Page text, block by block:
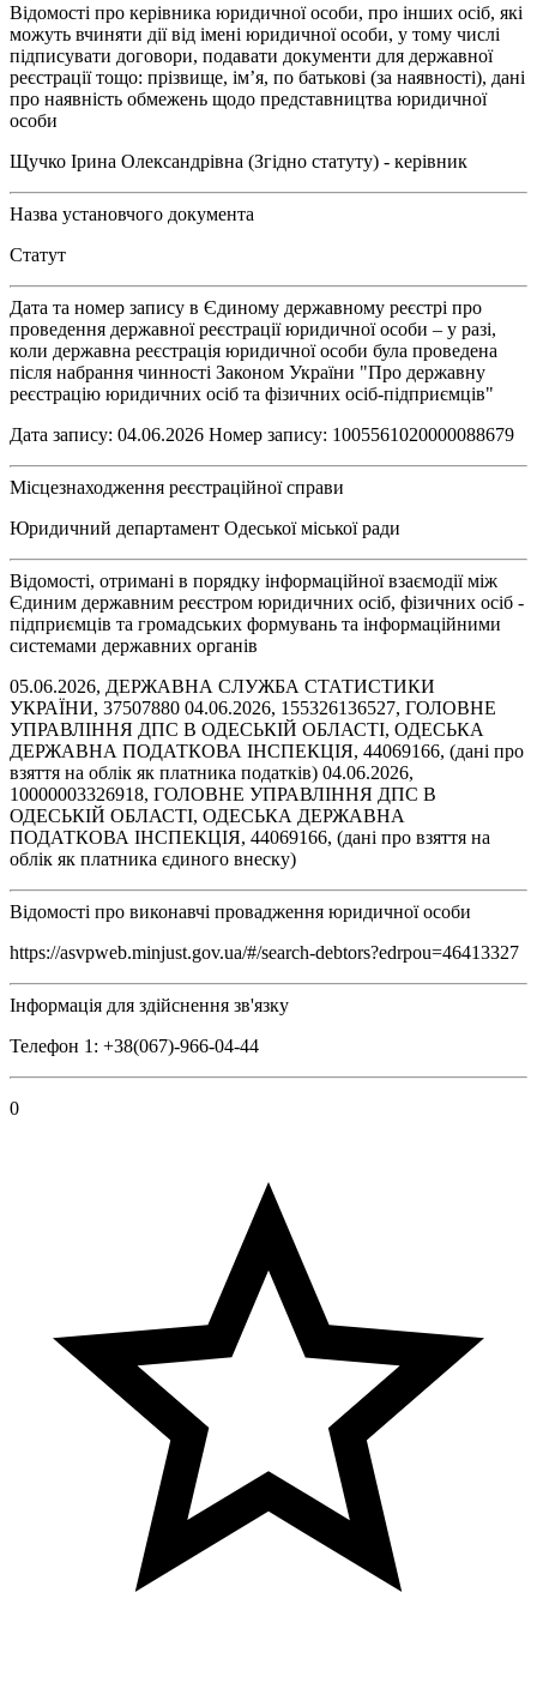
Відомості про керівника юридичної особи, про інших осіб, які
можуть вчиняти дії від імені юридичної особи, у тому числі
підписувати договори, подавати документи для державної
реєстрації тощо: прізвище, ім’я, по батькові (за наявності), дані
про наявність обмежень щодо представництва юридичної
особи
Щучко Ірина Олександрівна (Згідно статуту) - керівник
Назва установчого документа
Статут
Дата та номер запису в Єдиному державному реєстрі про
проведення державної реєстрації юридичної особи – у разі,
коли державна реєстрація юридичної особи була проведена
після набрання чинності Законом України "Про державну
реєстрацію юридичних осіб та фізичних осіб-підприємців"
Дата запису: 04.06.2026 Номер запису: 1005561020000088679
Місцезнаходження реєстраційної справи
Юридичний департамент Одеської міської ради
Відомості, отримані в порядку інформаційної взаємодії між
Єдиним державним реєстром юридичних осіб, фізичних осіб -
підприємців та громадських формувань та інформаційними
системами державних органів
05.06.2026, ДЕРЖАВНА СЛУЖБА СТАТИСТИКИ
УКРАЇНИ, 37507880 04.06.2026, 155326136527, ГОЛОВНЕ
УПРАВЛІННЯ ДПС В ОДЕСЬКІЙ ОБЛАСТІ, ОДЕСЬКА
ДЕРЖАВНА ПОДАТКОВА ІНСПЕКЦІЯ, 44069166, (дані про
взяття на облік як платника податків) 04.06.2026,
10000003326918, ГОЛОВНЕ УПРАВЛІННЯ ДПС В
ОДЕСЬКІЙ ОБЛАСТІ, ОДЕСЬКА ДЕРЖАВНА
ПОДАТКОВА ІНСПЕКЦІЯ, 44069166, (дані про взяття на
облік як платника єдиного внеску)
Відомості про виконавчі провадження юридичної особи
https://asvpweb.minjust.gov.ua/#/search-debtors?edrpou=46413327
Інформація для здійснення зв'язку
Телефон 1: +38(067)-966-04-44
0